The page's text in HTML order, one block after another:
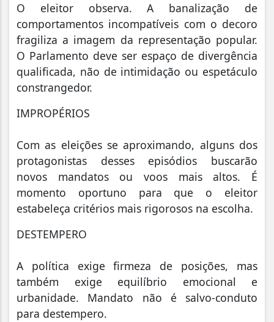
O eleitor observa. A banalização de
comportamentos incompatíveis com o decoro
fragiliza a imagem da representação popular.
O Parlamento deve ser espaço de divergência
qualificada, não de intimidação ou espetáculo
constrangedor.
IMPROPÉRIOS
Com as eleições se aproximando, alguns dos
protagonistas desses episódios buscarão
novos mandatos ou voos mais altos. É
momento oportuno para que o eleitor
estabeleça critérios mais rigorosos na escolha.
DESTEMPERO
A política exige firmeza de posições, mas
também exige equilíbrio emocional e
urbanidade. Mandato não é salvo-conduto
para destempero.